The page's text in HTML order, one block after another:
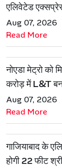
एलिवेटेड
Aug 07, 2026
Read More
नोएडा मेट्रो को
करोड़ में L&T
रूट
Aug 07, 2026
Read More
गाजियाबाद के
होगी 22 फीट